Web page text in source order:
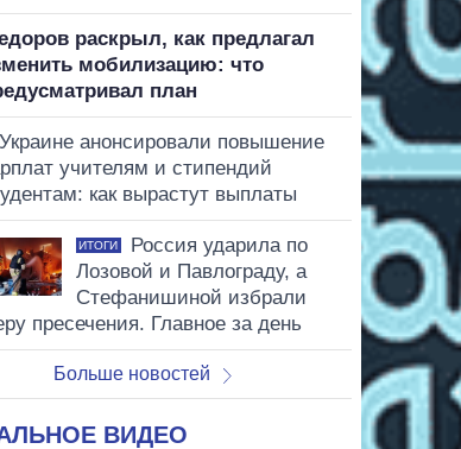
раскрыл, как предлагал
мобилизацию: что
план
анонсировали повышение
учителям и стипендий
как вырастут выплаты
ИТОГИ
Россия ударила по
Лозовой и Павлограду, а
Стефанишиной избрали
пресечения. Главное за день
Больше новостей
ВИДЕО